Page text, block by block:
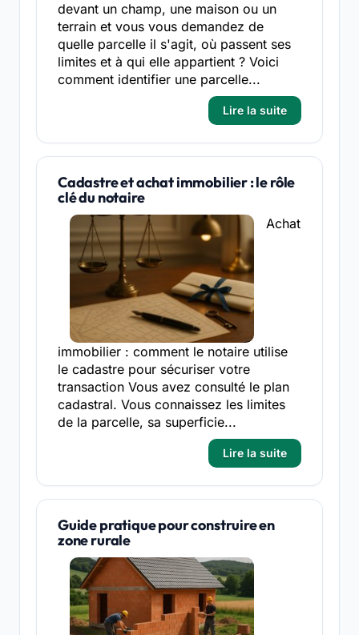
devant un champ, une maison ou un
terrain et vous vous demandez de
quelle parcelle il s'agit, où passent ses
limites et à qui elle appartient ? Voici
comment identifier une parcelle...
Lire la suite
Cadastre et achat immobilier : le rôle
clé du notaire
Achat
immobilier : comment le notaire utilise
le cadastre pour sécuriser votre
transaction Vous avez consulté le plan
cadastral. Vous connaissez les limites
de la parcelle, sa superficie...
Lire la suite
Guide pratique pour construire en
zone rurale